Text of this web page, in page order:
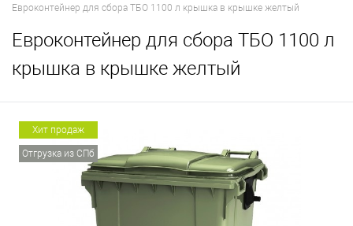
Евроконтейнер для сбора ТБО 1100 л крышка в крышке желтый
Евроконтейнер для сбора ТБО 1100 л
крышка в крышке желтый
Хит продаж
Отгрузка из СПб